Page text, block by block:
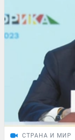
СТРАНА И МИР